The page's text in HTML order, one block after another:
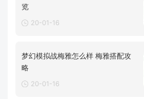
览
20-01-16
梦幻模拟战梅雅怎么样 梅雅搭配攻
略
20-01-16